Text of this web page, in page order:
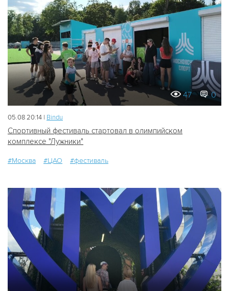
47 0
05.08 20:14 | Bindu
Спортивный фестиваль стартовал в олимпийском
комплексе "Лужники"
#Москва #ЦАО #фестиваль